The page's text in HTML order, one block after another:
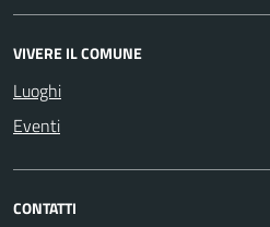
VIVERE IL COMUNE
Luoghi
Eventi
CONTATTI